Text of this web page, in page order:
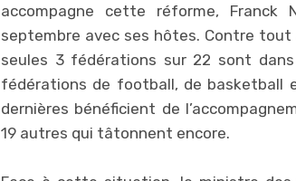
accompagne cette réforme,
septembre avec ses hôtes. Contre
seules 3 fédérations sur 22 sont
fédérations de football, de basketball
dernières bénéficient de
19 autres qui tâtonnent encore.